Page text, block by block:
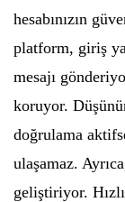
hesabınızın
platform, giriş
mesajı
koruyor.
doğrulama
ulaşamaz.
geliştiriyor.